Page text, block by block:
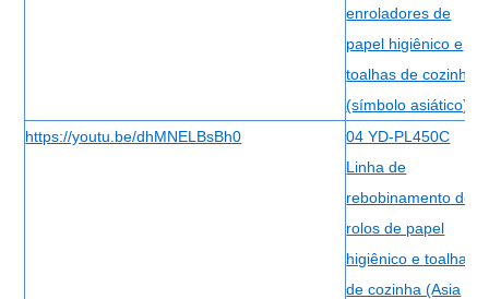
enroladores de
papel higiênico e
toalhas de cozinha
(símbolo asiático)
https://youtu.be/dhMNELBsBh0
04 YD-PL450C
Linha de
rebobinamento de
rolos de papel
higiênico e toalhas
de cozinha (Asia